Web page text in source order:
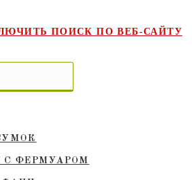
ПОИСК ПО ВЕБ-САЙТУ
ФЕРМУАРОМ